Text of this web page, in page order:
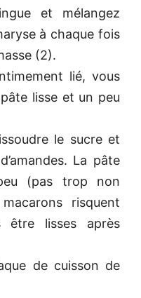
et mélangez
à chaque fois
(2).
lié, vous
lisse et un peu
le sucre et
La pâte
(pas trop non
risquent
être lisses après
de cuisson de